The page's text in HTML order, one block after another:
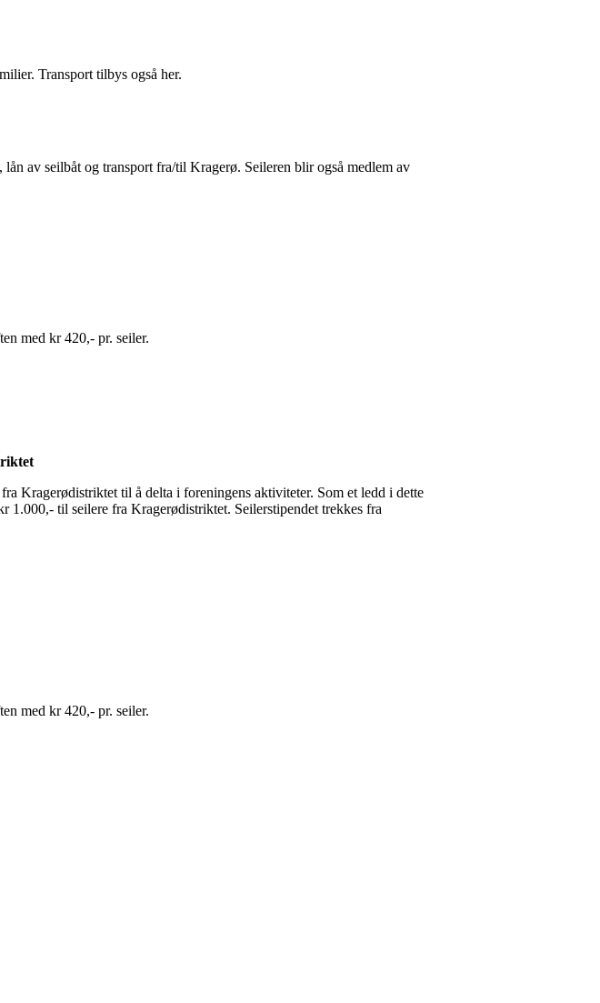
Transport tilbys også her.
av seilbåt og transport fra/til Kragerø. Seileren blir også medlem av
med kr 420,- pr. seiler.
Kragerødistriktet til å delta i foreningens aktiviteter. Som et ledd i dette
1.000,- til seilere fra Kragerødistriktet. Seilerstipendet trekkes fra
med kr 420,- pr. seiler.